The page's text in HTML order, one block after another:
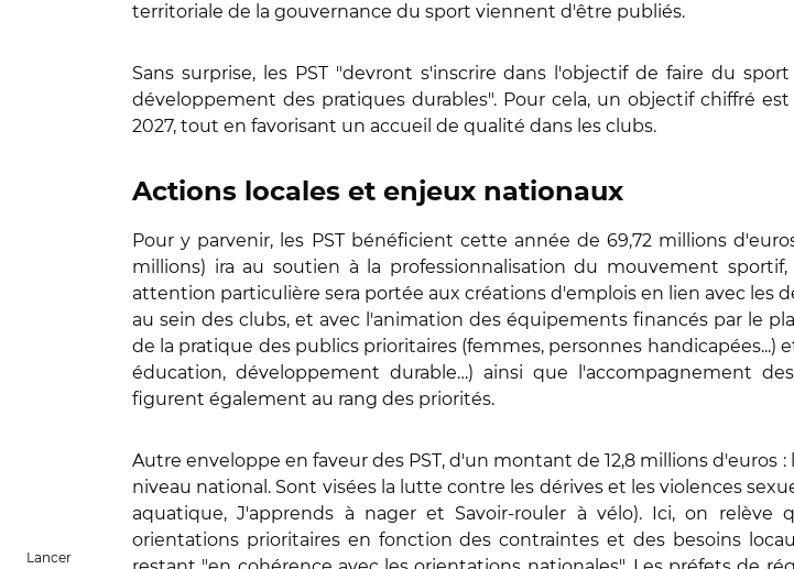
Lancer
territoriale de la gouvernance du sport viennent d'être publiés.
Sans surprise, les PST "devront s'inscrire dans l'objectif de faire du
développement des pratiques durables". Pour cela, un objectif chiffré
2027, tout en favorisant un accueil de qualité dans les clubs.
Actions locales et enjeux nationaux
Pour y parvenir, les PST bénéficient cette année de 69,72 millions
millions) ira au soutien à la professionnalisation du mouvement
attention particulière sera portée aux créations d'emplois en lien avec les
au sein des clubs, et avec l'animation des équipements financés par le
de la pratique des publics prioritaires (femmes, personnes
éducation, développement durable…) ainsi que l'accompagnement
figurent également au rang des priorités.
Autre enveloppe en faveur des PST, d'un montant de 12,8 millions
niveau national. Sont visées la lutte contre les dérives et les violences
aquatique, J'apprends à nager et Savoir-rouler à vélo). Ici, on
orientations prioritaires en fonction des contraintes et des besoins